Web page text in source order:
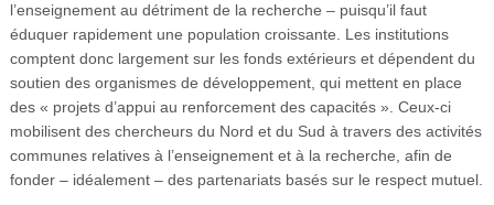
l’enseignement au détriment de la recherche – puisqu’il faut
éduquer rapidement une population croissante. Les institutions
comptent donc largement sur les fonds extérieurs et dépendent du
soutien des organismes de développement, qui mettent en place
des « projets d’appui au renforcement des capacités ». Ceux-ci
mobilisent des chercheurs du Nord et du Sud à travers des activités
communes relatives à l’enseignement et à la recherche, afin de
fonder – idéalement – des partenariats basés sur le respect mutuel.